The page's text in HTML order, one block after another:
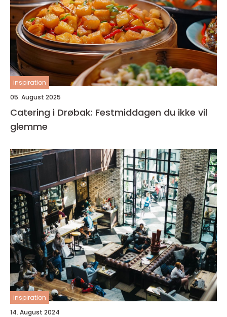
inspiration
05. August 2025
Catering i Drøbak: Festmiddagen du ikke vil
glemme
inspiration
14. August 2024